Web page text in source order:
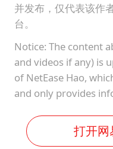
并发布，仅代表该作
台。
Notice: The content
and videos if any) is
of NetEase Hao,
and only provides
打开网